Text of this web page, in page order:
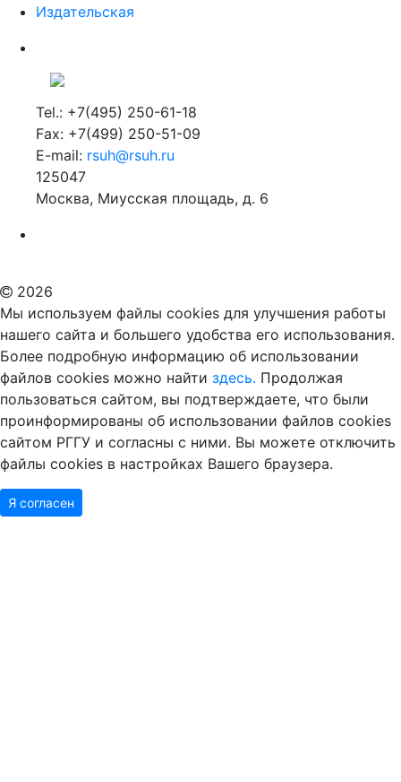
Издательская
Tel.: +7(495) 250-61-18
Fax: +7(499) 250-51-09
E-mail: rsuh@rsuh.ru
125047
Москва, Миусская площадь, д. 6
2026
Мы используем файлы cookies для улучшения работы
нашего сайта и большего удобства его использования.
Более подробную информацию об использовании
файлов cookies можно найти здесь. Продолжая
пользоваться сайтом, вы подтверждаете, что были
проинформированы об использовании файлов cookies
сайтом РГГУ и согласны с ними. Вы можете отключить
файлы cookies в настройках Вашего браузера.
Я согласен